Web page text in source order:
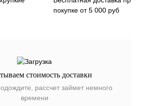
покупке от 5 000 руб
стоимость доставки
рассчет займет немного
времени